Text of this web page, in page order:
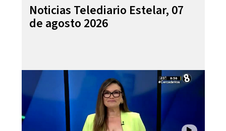
Noticias Telediario Estelar, 07
de agosto 2026